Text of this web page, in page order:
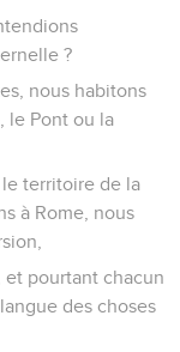
?
nous habitons
le Pont ou la
le territoire de la
à Rome, nous
et pourtant chacun
des choses